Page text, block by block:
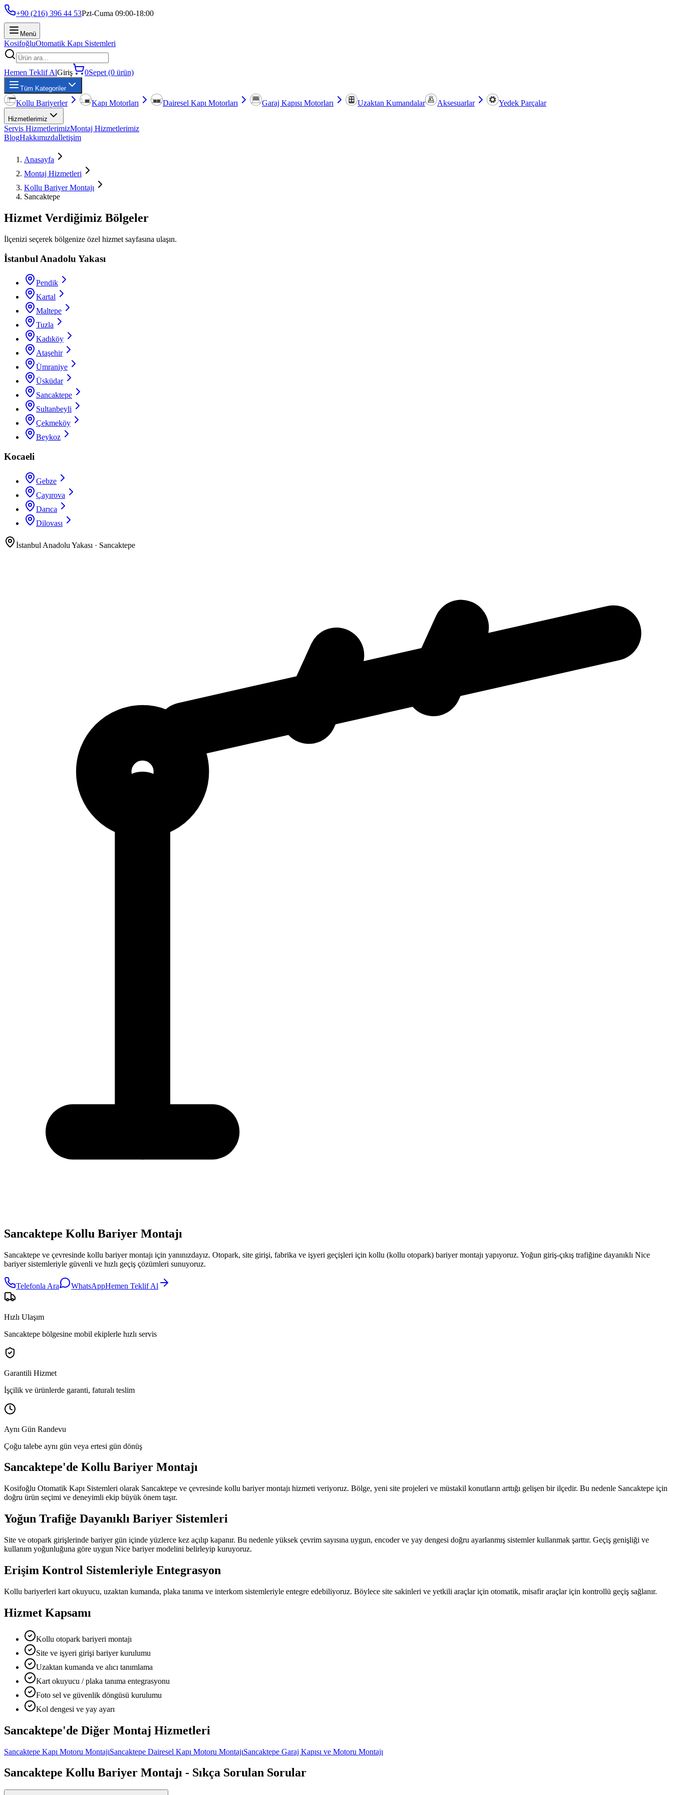
+90 (216) 396 44 53Pzt-Cuma 09:00-18:00
Menü
KosifoğluOtomatik Kapı Sistemleri
Hemen Teklif AlGiriş 0Sepet (0 ürün)
Tüm Kategoriler
Kollu Bariyerler Kapı Motorları Dairesel Kapı Motorları Garaj Kapısı Motorları Uzaktan Kumandalar Aksesuarlar Yedek Parçalar
Hizmetlerimiz
Servis HizmetlerimizMontaj Hizmetlerimiz
BlogHakkımızdaİletişim
Anasayfa
Montaj Hizmetleri
Kollu Bariyer Montajı
Sancaktepe
Hizmet Verdiğimiz Bölgeler
İlçenizi seçerek bölgenize özel hizmet sayfasına ulaşın.
İstanbul Anadolu Yakası
Pendik
Kartal
Maltepe
Tuzla
Kadıköy
Ataşehir
Ümraniye
Üsküdar
Sancaktepe
Sultanbeyli
Çekmeköy
Beykoz
Kocaeli
Gebze
Çayırova
Darıca
Dilovası
İstanbul Anadolu Yakası · Sancaktepe
Sancaktepe Kollu Bariyer Montajı
Sancaktepe ve çevresinde kollu bariyer montajı için yanınızdayız. Otopark, site girişi, fabrika ve işyeri geçişleri için kollu (kollu otopark) bariyer montajı yapıyoruz. Yoğun giriş-çıkış trafiğine dayanıklı Nice
bariyer sistemleriyle güvenli ve hızlı geçiş çözümleri sunuyoruz.
Telefonla Ara WhatsAppHemen Teklif Al
Hızlı Ulaşım
Sancaktepe bölgesine mobil ekiplerle hızlı servis
Garantili Hizmet
İşçilik ve ürünlerde garanti, faturalı teslim
Aynı Gün Randevu
Çoğu talebe aynı gün veya ertesi gün dönüş
Sancaktepe'de Kollu Bariyer Montajı
Kosifoğlu Otomatik Kapı Sistemleri olarak Sancaktepe ve çevresinde kollu bariyer montajı hizmeti veriyoruz. Bölge, yeni site projeleri ve müstakil konutların arttığı gelişen bir ilçedir. Bu nedenle Sancaktepe için
doğru ürün seçimi ve deneyimli ekip büyük önem taşır.
Yoğun Trafiğe Dayanıklı Bariyer Sistemleri
Site ve otopark girişlerinde bariyer gün içinde yüzlerce kez açılıp kapanır. Bu nedenle yüksek çevrim sayısına uygun, encoder ve yay dengesi doğru ayarlanmış sistemler kullanmak şarttır. Geçiş genişliği ve
kullanım yoğunluğuna göre uygun Nice bariyer modelini belirleyip kuruyoruz.
Erişim Kontrol Sistemleriyle Entegrasyon
Kollu bariyerleri kart okuyucu, uzaktan kumanda, plaka tanıma ve interkom sistemleriyle entegre edebiliyoruz. Böylece site sakinleri ve yetkili araçlar için otomatik, misafir araçlar için kontrollü geçiş sağlanır.
Hizmet Kapsamı
Kollu otopark bariyeri montajı
Site ve işyeri girişi bariyer kurulumu
Uzaktan kumanda ve alıcı tanımlama
Kart okuyucu / plaka tanıma entegrasyonu
Foto sel ve güvenlik döngüsü kurulumu
Kol dengesi ve yay ayarı
Sancaktepe'de Diğer Montaj Hizmetleri
Sancaktepe Kapı Motoru MontajıSancaktepe Dairesel Kapı Motoru MontajıSancaktepe Garaj Kapısı ve Motoru Montajı
Sancaktepe Kollu Bariyer Montajı - Sıkça Sorulan Sorular